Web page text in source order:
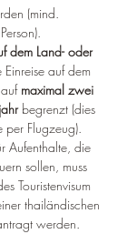
(mind.
dem Land- oder
Einreise auf dem
maximal zwei
begrenzt (dies
per Flugzeug).
Aufenthalte, die
sollen, muss
Touristenvisum
thailändischen
werden.